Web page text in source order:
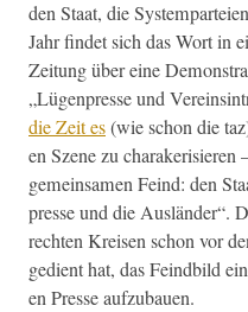
den Staat, die
Jahr find­et sich das Wort in
Zeitung über eine
„Lügen­presse und
die Zeit es(wie schon die
en Szene zu charak­erisieren
gemein­samen Feind: den
presse und die Aus­län­der“.
recht­en Kreisen schon vor
gedi­ent hat, das Feind­bild
en Presse aufzubauen.